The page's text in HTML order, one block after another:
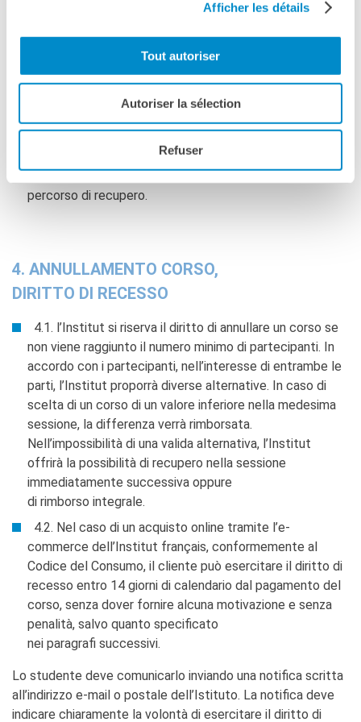
Afficher les détails
Tout autoriser
Autoriser la sélection
Refuser
soddisfazione. Potrà inoltre scaricare direttamente dal
proprio account sul sito dell’Institut l’attestato di
frequenza e la scheda di valutazione finale compilata dal
docente. Gli attestati non costituiscono
3.13. Per l’iscrizione al corso di livello successivo, è
(valutazione continuativa e test finale). In caso di non
validazione, lo studente potrà valutare l’acquisto di un
percorso di recupero.
4. ANNULLAMENTO CORSO,
DIRITTO DI RECESSO
4.1. l’Institut si riserva il diritto di annullare un corso se
non viene raggiunto il numero minimo di partecipanti. In
accordo con i partecipanti, nell’interesse di entrambe le
parti, l’Institut proporrà diverse alternative. In caso di
scelta di un corso di un valore inferiore nella medesima
sessione, la differenza verrà rimborsata.
Nell’impossibilità di una valida alternativa, l’Institut
offrirà la possibilità di recupero nella sessione
immediatamente successiva oppure
di rimborso integrale.
4.2. Nel caso di un acquisto online tramite l’e-
commerce dell’Institut français, conformemente al
Codice del Consumo, il cliente può esercitare il diritto di
recesso entro 14 giorni di calendario dal pagamento del
corso, senza dover fornire alcuna motivazione e senza
penalità, salvo quanto specificato
nei paragrafi successivi.
Lo studente deve comunicarlo inviando una notifica scritta
all’indirizzo e-mail o postale dell’Istituto. La notifica deve
indicare chiaramente la volontà di esercitare il diritto di